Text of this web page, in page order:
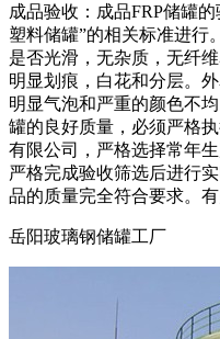
成品验收：成品FRP储罐
塑料储罐”的相关标准进行
是否光滑，无杂质，无纤
明显划痕，白花和分层。
明显气泡和严重的颜色不
罐的良好质量，必须严格
有限公司，严格选择常年
严格完成验收筛选后进行
品的质量完全符合要求。有
岳阳玻璃钢储罐工厂